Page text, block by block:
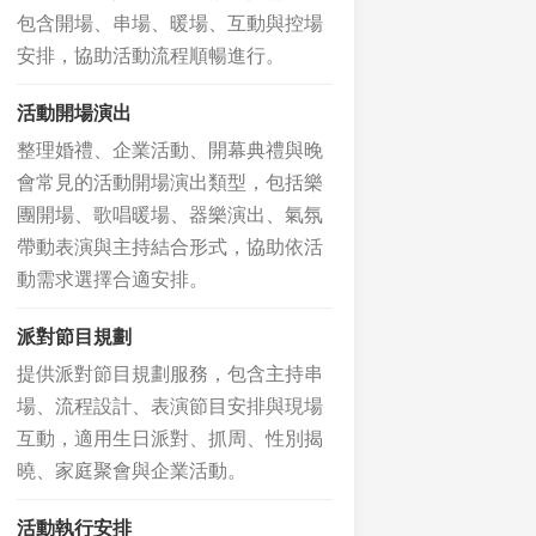
包含開場、串場、暖場、互動與控場
安排，協助活動流程順暢進行。
活動開場演出
整理婚禮、企業活動、開幕典禮與晚
會常見的活動開場演出類型，包括樂
團開場、歌唱暖場、器樂演出、氣氛
帶動表演與主持結合形式，協助依活
動需求選擇合適安排。
派對節目規劃
提供派對節目規劃服務，包含主持串
場、流程設計、表演節目安排與現場
互動，適用生日派對、抓周、性別揭
曉、家庭聚會與企業活動。
活動執行安排